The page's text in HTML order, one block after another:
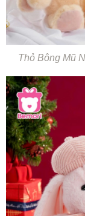
Thỏ Bông Mũ